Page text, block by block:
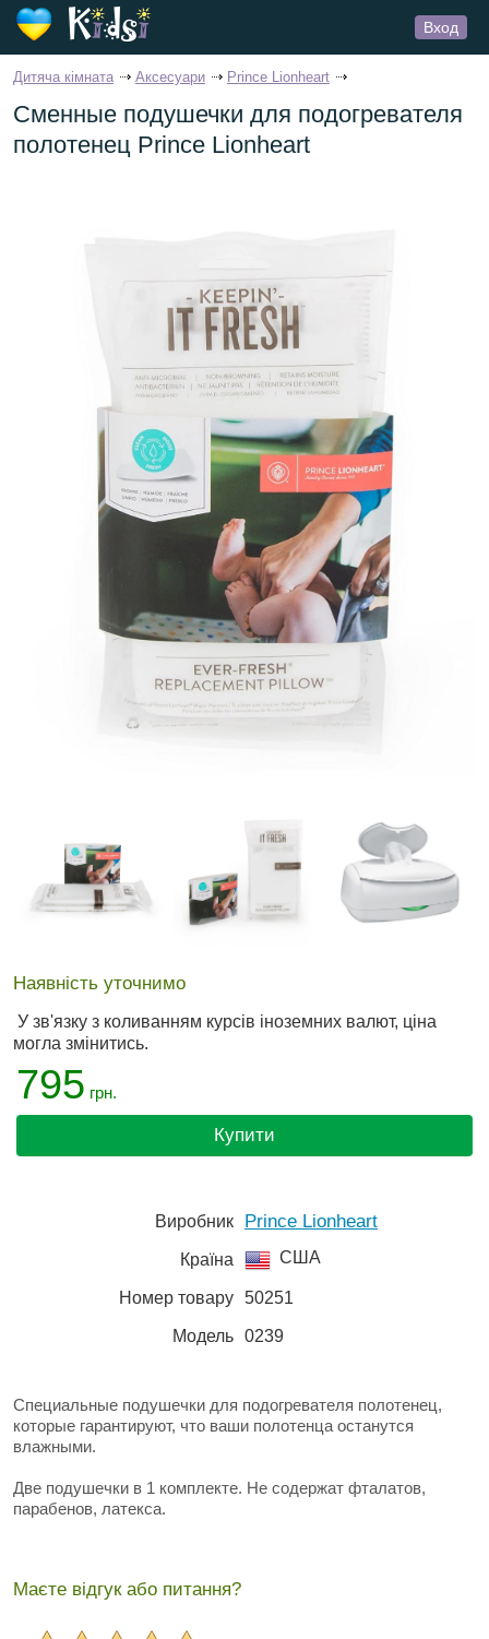
Вход
Дитяча кімната Аксесуари Prince Lionheart
Сменные подушечки для подогревателя
полотенец Prince Lionheart
Наявність уточнимо
У зв'язку з коливанням курсів іноземних валют, ціна
могла змінитись.
795 грн.
Купити
Виробник Prince Lionheart
Країна США
Номер товару 50251
Модель 0239
Специальные подушечки для подогревателя полотенец,
которые гарантируют, что ваши полотенца останутся
влажными.
Две подушечки в 1 комплекте. Не содержат фталатов,
парабенов, латекса.
Маєте відгук або питання?